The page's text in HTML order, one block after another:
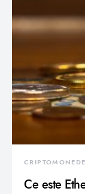
CRIPTOMONEDE
Ce este